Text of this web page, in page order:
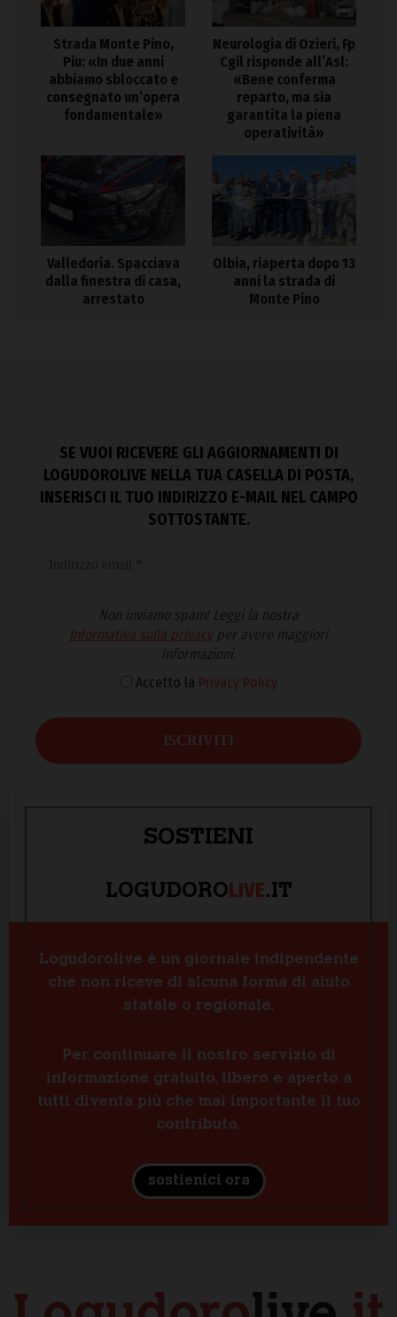
Strada Monte Pino,
Piu: «In due anni
abbiamo sbloccato e
consegnato un’opera
fondamentale»
Neurologia di Ozieri, Fp
Cgil risponde all’Asl:
«Bene conferma
reparto, ma sia
garantita la piena
operatività»
Valledoria. Spacciava
dalla finestra di casa,
arrestato
Olbia, riaperta dopo 13
anni la strada di
Monte Pino
SE VUOI RICEVERE GLI AGGIORNAMENTI DI
LOGUDOROLIVE NELLA TUA CASELLA DI POSTA,
INSERISCI IL TUO INDIRIZZO E-MAIL NEL CAMPO
SOTTOSTANTE.
Non inviamo spam! Leggi la nostra
Informativa sulla privacyper avere maggiori
informazioni.
Accetto la Privacy Policy
SOSTIENI
LOGUDOROLIVE.IT
Logudorolive è un giornale indipendente
che non riceve di alcuna forma di aiuto
statale o regionale.
Per continuare il nostro servizio di
informazione gratuito, libero e aperto a
tutti diventa più che mai importante il tuo
contributo.
sostienici ora